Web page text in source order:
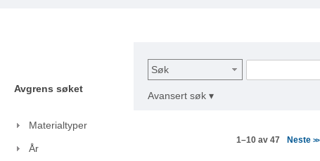
Avgrens søket
Materialtyper
År
Søk
Avansert søk ▾
1–10 av 47 Neste>>